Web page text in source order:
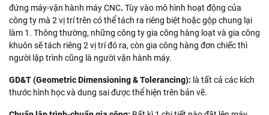
đứng máy-vận hành máy CNC. Tùy vào mô hình hoạt động của
công ty mà 2 vị trí trên có thể tách ra riêng biệt hoặc gộp chung lại
làm 1. Thông thường, những công ty gia công hàng loạt và gia công
khuôn sẽ tách riêng 2 vị trí đó ra, còn gia công hàng đơn chiếc thì
người lập trình cũng là người vận hành máy.
GD&T (Geometric Dimensioning & Tolerancing): là tất cả các kích
thước hình học và dung sai được thể hiện trên bản vẽ.